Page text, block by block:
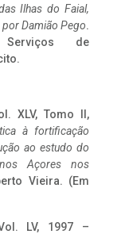
Ilhas do Faial,
por Damião Pego.
de
XLV, Tomo II,
à fortificação
ao estudo do
Açores nos
Vieira. (Em
LV, 1997 –